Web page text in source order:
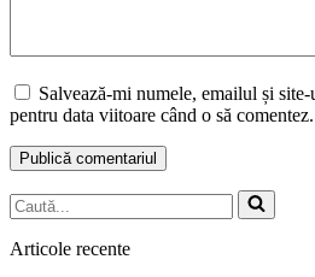
Salvează-mi numele, emailul și
pentru data viitoare când o să comentez.
Caută...
Articole recente